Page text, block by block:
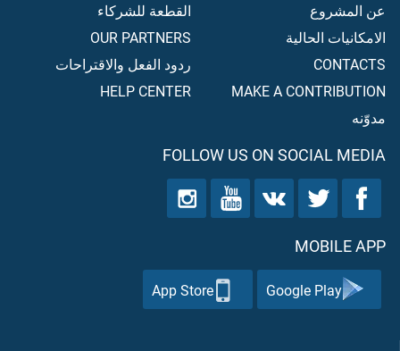
عن المشروع
الامكانيات الحالية
CONTACTS
MAKE A CONTRIBUTION
مدوّنه
القطعة للشركاء
OUR PARTNERS
ردود الفعل والاقتراحات
HELP CENTER
FOLLOW US ON SOCIAL MEDIA
MOBILE APP
Google Play
App Store